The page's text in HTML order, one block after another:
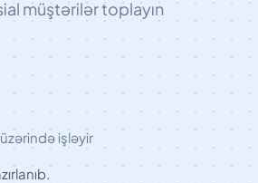
müştərilər toplayın
işləyir